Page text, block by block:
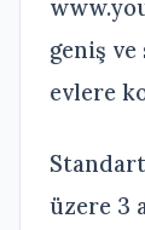
geniş
evlere
üzere 3